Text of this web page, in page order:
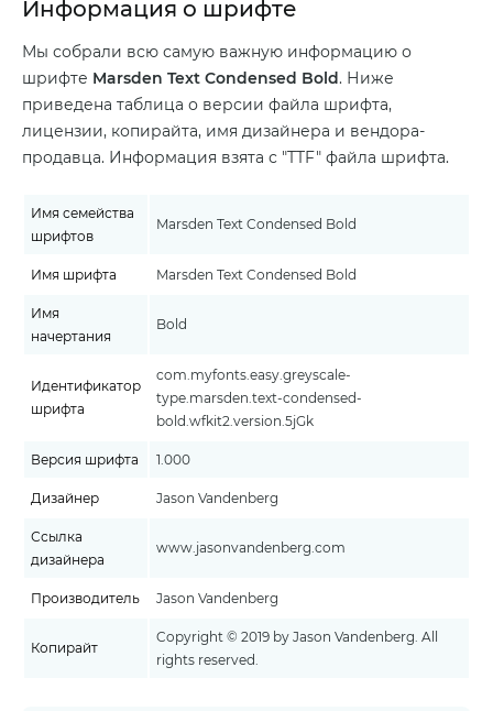
Информация о шрифте
Мы собрали всю самую важную информацию о
шрифте Marsden Text Condensed Bold. Ниже
приведена таблица о версии файла шрифта,
лицензии, копирайта, имя дизайнера и вендора-
продавца. Информация взята с "TTF" файла шрифта.
Имя семейства
шрифтов
Marsden Text Condensed Bold
Имя шрифта Marsden Text Condensed Bold
Имя
начертания
Bold
Идентификатор
шрифта
com.myfonts.easy.greyscale-
type.marsden.text-condensed-
bold.wfkit2.version.5jGk
Версия шрифта 1.000
Дизайнер Jason Vandenberg
Ссылка
дизайнера
www.jasonvandenberg.com
Производитель Jason Vandenberg
Копирайт
Copyright © 2019 by Jason Vandenberg. All
rights reserved.